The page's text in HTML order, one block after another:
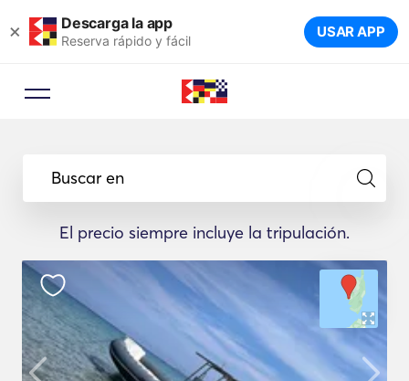
× Descarga la app
Reserva rápido y fácil USAR APP
Buscar en
El precio siempre incluye la tripulación.